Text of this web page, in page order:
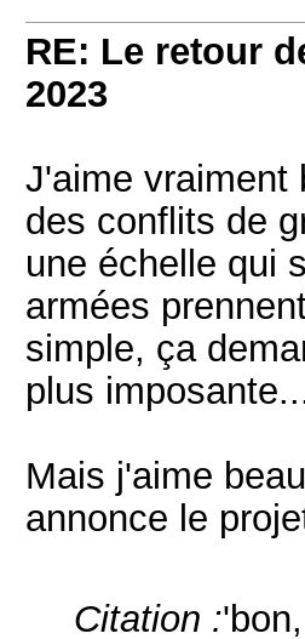
RE: Le retour
2023
J'aime vraiment
des conflits de
une échelle qui
armées
simple, ça
plus
Mais j'aime
annonce le
Citation :